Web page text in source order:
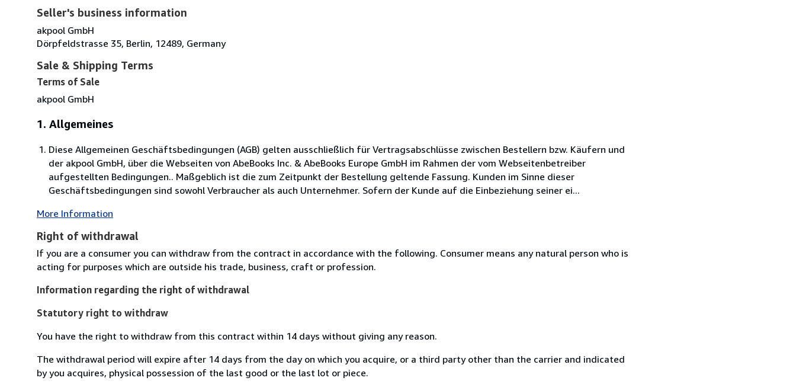
Seller's business information
akpool GmbH
Dörpfeldstrasse 35, Berlin, 12489, Germany
Sale & Shipping Terms
Terms of Sale
akpool GmbH
1. Allgemeines
Diese Allgemeinen Geschäftsbedingungen (AGB) gelten ausschließlich für Vertragsabschlüsse zwischen Bestellern bzw. Käufern und
der akpool GmbH, über die Webseiten von AbeBooks Inc. & AbeBooks Europe GmbH im Rahmen der vom Webseitenbetreiber
aufgestellten Bedingungen.. Maßgeblich ist die zum Zeitpunkt der Bestellung geltende Fassung. Kunden im Sinne dieser
Geschäftsbedingungen sind sowohl Verbraucher als auch Unternehmer. Sofern der Kunde auf die Einbeziehung seiner ei...
More Information
Right of withdrawal
If you are a consumer you can withdraw from the contract in accordance with the following. Consumer means any natural person who is
acting for purposes which are outside his trade, business, craft or profession.
Information regarding the right of withdrawal
Statutory right to withdraw
You have the right to withdraw from this contract within 14 days without giving any reason.
The withdrawal period will expire after 14 days from the day on which you acquire, or a third party other than the carrier and indicated
by you acquires, physical possession of the last good or the last lot or piece.